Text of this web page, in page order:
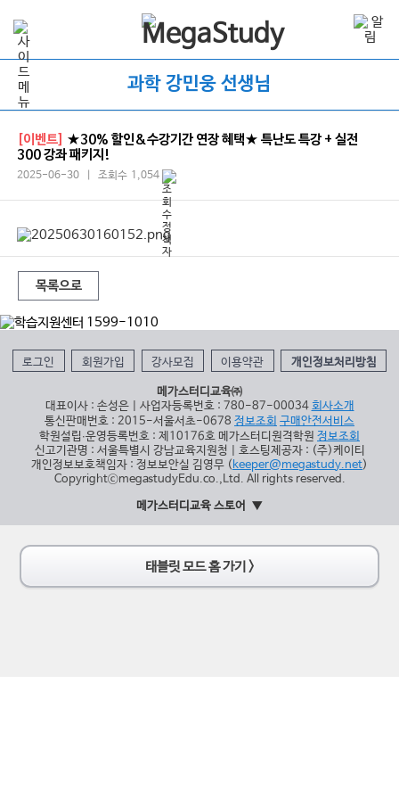
과학 강민웅 선생님
[이벤트]
★30% 할인&수강기간 연장 혜택★ 특난도 특강 + 실전
300 강좌 패키지!
2025-06-30 | 조회수 1,054
목록으로
로그인 회원가입 강사모집 이용약관 개인정보처리방침
메가스터디교육㈜
대표이사 : 손성은 | 사업자등록번호 : 780-87-00034 회사소개
통신판매번호 : 2015-서울서초-0678 정보조회 구매안전서비스
학원설립∙운영등록번호 : 제10176호 메가스터디원격학원 정보조회
신고기관명 : 서울특별시 강남교육지원청 | 호스팅제공자 : (주)케이티
개인정보보호책임자 : 정보보안실 김영무 (keeper@megastudy.net)
CopyrightⓒmegastudyEdu.co.,Ltd. All rights reserved.
메가스터디교육 스토어
태블릿 모드 홈 가기 >